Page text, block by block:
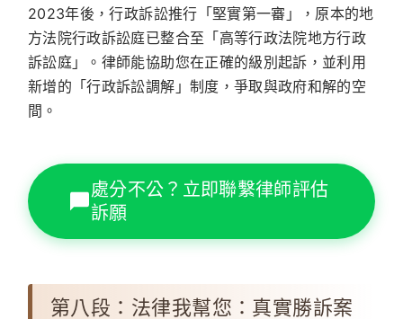
2023年後，行政訴訟推行「堅實第一審」，原本的地
方法院行政訴訟庭已整合至「高等行政法院地方行政
訴訟庭」。律師能協助您在正確的級別起訴，並利用
新增的「行政訴訟調解」制度，爭取與政府和解的空
間。
處分不公？立即聯繫律師評估
訴願
第八段：法律我幫您：真實勝訴案